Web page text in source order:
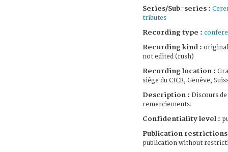
Series/Sub-series :
tributes
Recording type :
Recording kind :
not edited (rush)
Recording location :
siège du CICR, Genève,
Description : Discours
remerciements.
Confidentiality level :
Publication restrictions
publication without